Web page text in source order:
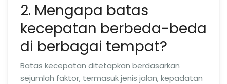
2. Mengapa batas
kecepatan berbeda-beda
di berbagai tempat?
Batas kecepatan ditetapkan berdasarkan
sejumlah faktor, termasuk jenis jalan, kepadatan